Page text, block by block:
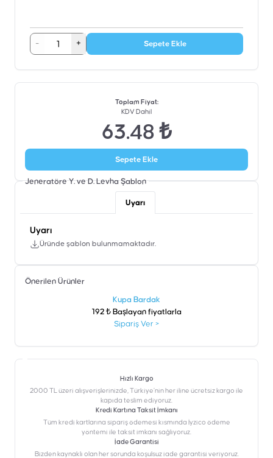
- + Sepete Ekle
Toplam Fiyat:
KDV Dahil
63.48 ₺
Sepete Ekle
Jeneratöre Y. ve D. Levha Şablon
Uyarı
Uyarı
Üründe şablon bulunmamaktadır.
Önerilen Ürünler
Kupa Bardak
192 ₺ Başlayan fiyatlarla
Sipariş Ver >
Hızlı Kargo
2000 TL üzeri alışverişlerinizde, Türkiye’nin her iline ücretsiz kargo ile
kapıda teslim ediyoruz.
Kredi Kartına Taksit İmkanı
‎Tüm kredi kartlarına sipariş ödemesi kısmında İyzico ödeme
yöntemi ile taksit imkanı sağlıyoruz.
İade Garantisi
Bizden kaynaklı olan her sorunda koşulsuz iade garantisi veriyoruz.